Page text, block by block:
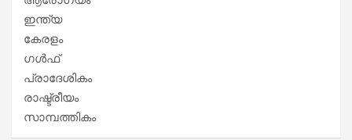
ഇന്ത്യ
കേരളം
ഗൾഫ്
പ്രാദേശികം
രാഷ്ട്രീയം
സാമ്പത്തികം